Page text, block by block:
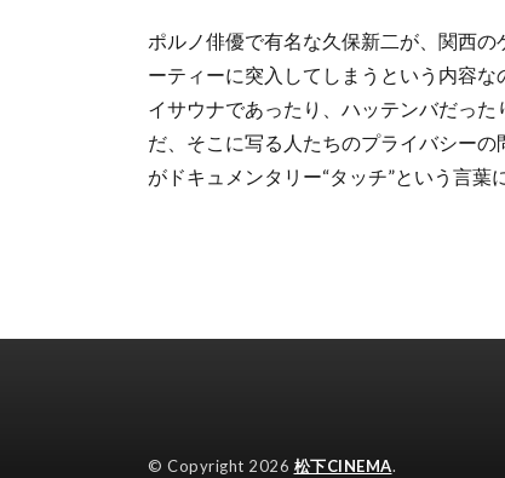
ポルノ俳優で有名な久保新二が、関西
ーティーに突入してしまうという内容
イサウナであったり、ハッテンバだっ
だ、そこに写る人たちのプライバシー
がドキュメンタリー“タッチ”という言
© Copyright 2026 松下CINEMA.